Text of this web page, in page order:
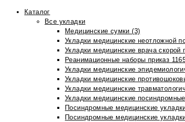
Каталог
Все укладки
Медицинские сумки (3)
Укладки медицинские неотложной
Укладки медицинские врача
Реанимационные наборы приказ
Укладки медицинские
Укладки медицинские
Укладки медицинские
Укладки медицинские
Посиндромные медицинские
Посиндромные медицинские